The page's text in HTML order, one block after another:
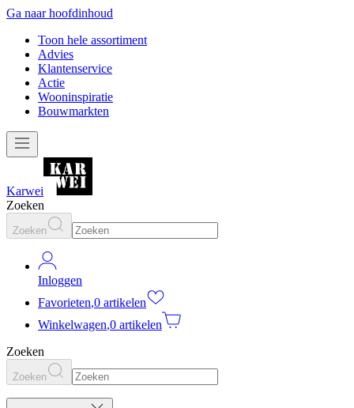
Ga naar hoofdinhoud
Toon hele assortiment
Advies
Klantenservice
Actie
Wooninspiratie
Bouwmarkten
Karwei
Zoeken
Zoeken
Inloggen
Favorieten,0 artikelen
Winkelwagen,0 artikelen
Zoeken
Zoeken